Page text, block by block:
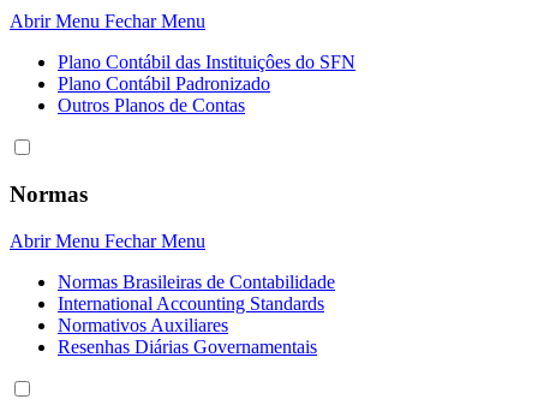
Abrir Menu Fechar Menu
Plano Contábil das Instituiçôes do SFN
Plano Contábil Padronizado
Outros Planos de Contas
Normas
Abrir Menu Fechar Menu
Normas Brasileiras de Contabilidade
International Accounting Standards
Normativos Auxiliares
Resenhas Diárias Governamentais